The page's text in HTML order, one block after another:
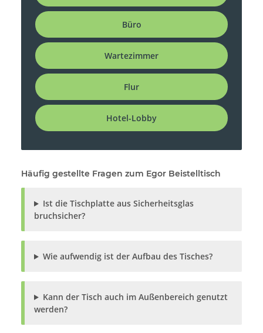
Büro
Wartezimmer
Flur
Hotel-Lobby
Häufig gestellte Fragen zum Egor Beistelltisch
Ist die Tischplatte aus Sicherheitsglas
bruchsicher?
Wie aufwendig ist der Aufbau des Tisches?
Kann der Tisch auch im Außenbereich genutzt
werden?